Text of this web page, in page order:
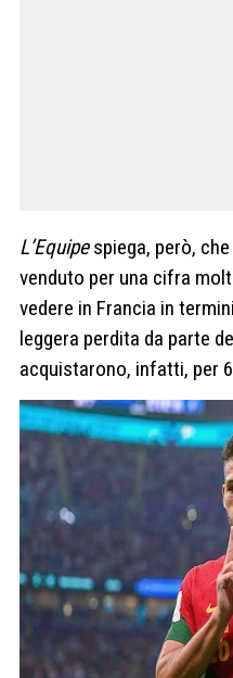
L’Equipespiega, però,
venduto per una cifra
vedere in Francia in
leggera perdita da parte
acquistarono, infatti, per